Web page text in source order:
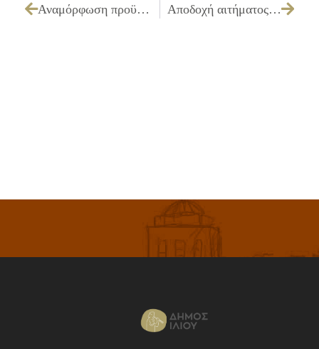
Αναμόρφωση προϋπολογισμού έτους 2010. Αποδοχή αιτήματος για απόσπαση υπαλλήλου του Πολιτιστικού Κέντρου στο Δήμο Ιλίου